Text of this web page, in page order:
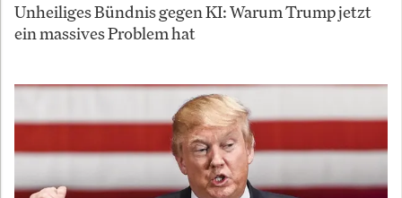
Unheiliges Bündnis gegen KI: Warum Trump jetzt
ein massives Problem hat